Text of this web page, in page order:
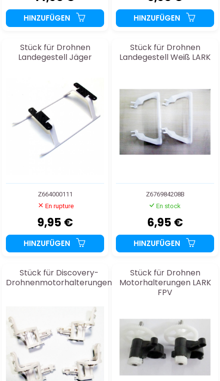
HINZUFÜGEN HINZUFÜGEN
Stück für Drohnen
Landegestell Jäger
Z664000111
En rupture
9,95 €
HINZUFÜGEN
Stück für Drohnen
Landegestell Weiß LARK
Z676984208B
En stock
6,95 €
HINZUFÜGEN
Stück für Discovery-
Drohnenmotorhalterungen
Stück für Drohnen
Motorhalterungen LARK
FPV